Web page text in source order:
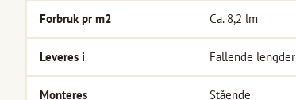
Forbruk pr m2 Ca. 8,2 lm
Leveres i Fallende lengder
Monteres Stående